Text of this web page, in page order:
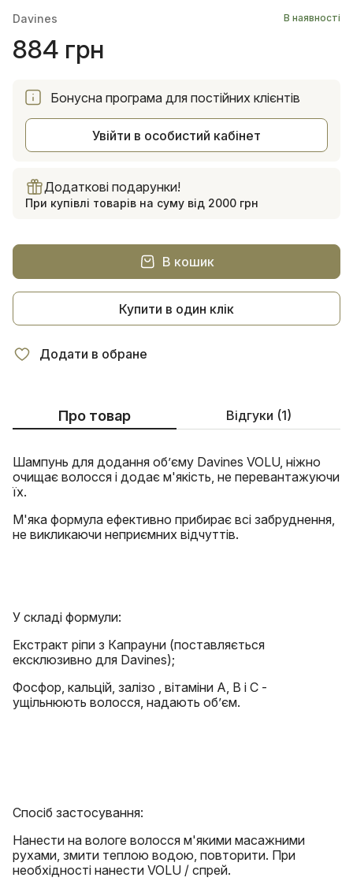
Davines
В наявності
884 грн
Бонусна програма для постійних клієнтів
Увійти в особистий кабінет
Додаткові подарунки!
При купівлі товарів на суму від 2000 грн
В кошик
Купити в один клік
Додати в обране
Про товар Відгуки (1)
Шампунь для додання об’єму Davines VOLU, ніжно
очищає волосся і додає м'якість, не перевантажуючи
їх.
М'яка формула ефективно прибирає всі забруднення,
не викликаючи неприємних відчуттів.
У складі формули:
Екстракт ріпи з Капрауни (поставляється
ексклюзивно для Davines);
Фосфор, кальцій, залізо , вітаміни А, В і С -
ущільнюють волосся, надають об’єм.
Спосіб застосування:
Нанести на вологе волосся м'якими масажними
рухами, змити теплою водою, повторити. При
необхідності нанести VOLU / спрей.